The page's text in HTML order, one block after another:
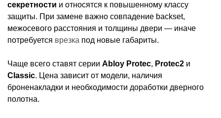
секретности и относятся к повышенному классу
защиты. При замене важно совпадение backset,
межосевого расстояния и толщины двери — иначе
потребуется врезка под новые габариты.
Чаще всего ставят серии Abloy Protec, Protec2 и
Classic. Цена зависит от модели, наличия
броненакладки и необходимости доработки дверного
полотна.